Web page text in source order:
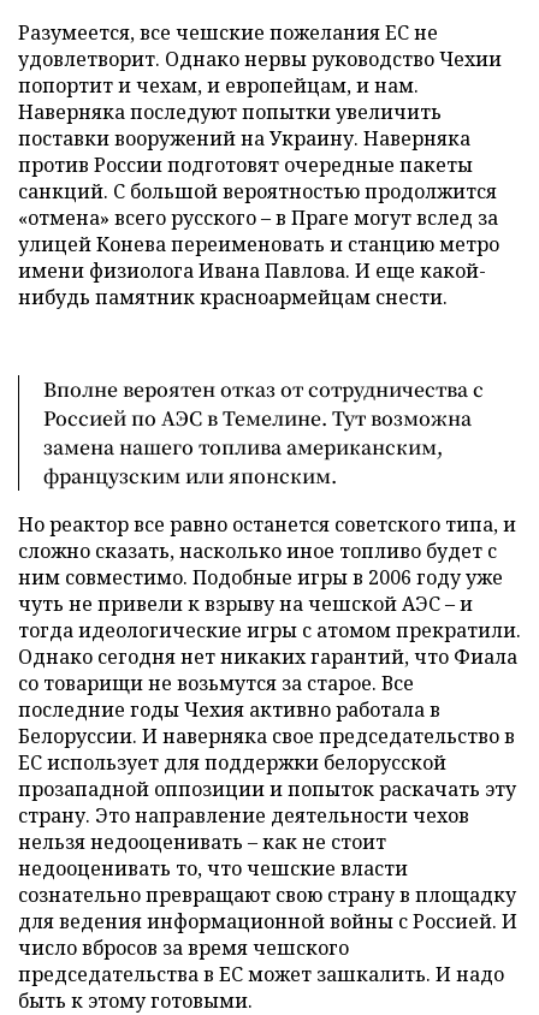
Разумеется, все чешские пожелания ЕС не
удовлетворит. Однако нервы руководство Чехии
попортит и чехам, и европейцам, и нам.
Наверняка последуют попытки увеличить
поставки вооружений на Украину. Наверняка
против России подготовят очередные пакеты
санкций. С большой вероятностью продолжится
«отмена» всего русского – в Праге могут вслед за
улицей Конева переименовать и станцию метро
имени физиолога Ивана Павлова. И еще какой-
нибудь памятник красноармейцам снести.
Вполне вероятен отказ от сотрудничества с
Россией по АЭС в Темелине. Тут возможна
замена нашего топлива американским,
французским или японским.
Но реактор все равно останется советского типа, и
сложно сказать, насколько иное топливо будет с
ним совместимо. Подобные игры в 2006 году уже
чуть не привели к взрыву на чешской АЭС – и
тогда идеологические игры с атомом прекратили.
Однако сегодня нет никаких гарантий, что Фиала
со товарищи не возьмутся за старое. Все
последние годы Чехия активно работала в
Белоруссии. И наверняка свое председательство в
ЕС использует для поддержки белорусской
прозападной оппозиции и попыток раскачать эту
страну. Это направление деятельности чехов
нельзя недооценивать – как не стоит
недооценивать то, что чешские власти
сознательно превращают свою страну в площадку
для ведения информационной войны с Россией. И
число вбросов за время чешского
председательства в ЕС может зашкалить. И надо
быть к этому готовыми.